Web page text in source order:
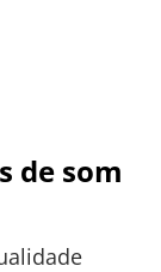
de som